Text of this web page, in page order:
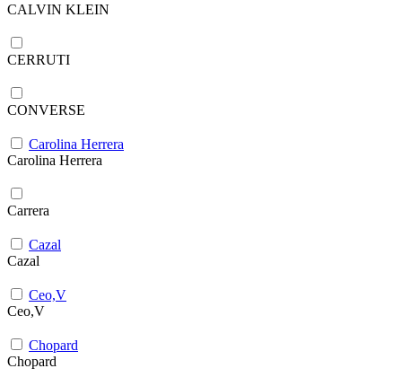
CALVIN KLEIN
CERRUTI
CONVERSE
Carolina Herrera
Carolina Herrera
Carrera
Cazal
Cazal
Ceo,V
Ceo,V
Chopard
Chopard